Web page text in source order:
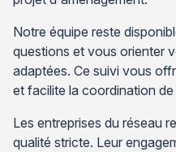
Notre équipe reste
questions et vous orienter
adaptées. Ce suivi vous
et facilite la coordination
Les entreprises du réseau
qualité stricte. Leur